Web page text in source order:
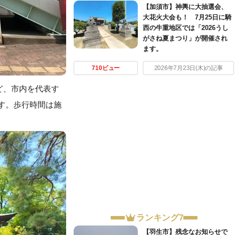
市内を代表す
。歩行時間は施
【加須市】神輿に大抽選会、
大花火大会も！ 7月25日に騎
西の牛重地区では「2026うし
がさね夏まつり」が開催され
ます。
710ビュー 2026年7月23日(木)の記事
ランキング7
【羽生市】残念なお知らせで